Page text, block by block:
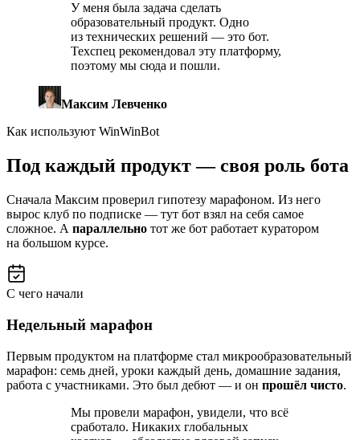
У меня была задача сделать
образовательный продукт. Одно
из технических решений — это бот.
Техспец рекомендовал эту платформу,
поэтому мы сюда и пошли.
Максим Левченко
Как используют WinWinBot
Под каждый продукт —своя роль бота
Сначала Максим проверил гипотезу марафоном. Из него
вырос клуб по подписке — тут бот взял на себя самое
сложное. А параллельно тот же бот работает куратором
на большом курсе.
С чего начали
Недельный марафон
Первым продуктом на платформе стал микрообразовательный
марафон: семь дней, уроки каждый день, домашние задания,
работа с участниками. Это был дебют — и он прошёл чисто.
Мы провели марафон, увидели, что всё
сработало. Никаких глобальных